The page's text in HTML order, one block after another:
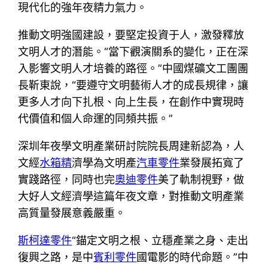
現代化的強年夜精力氣力。
推動文明強國建設，要堅定投資于人，激發釋放
文明人才的潛能。“當下觀演關系的變化，正在深
入影響文明人才培養的路徑。”中國煤礦文工團團
長靳東說，“要遵守文明藝術人才的成長規律，讓
更多人才向下扎根、向上生長，在創作中實現時
代價值和個人命運的同頻共振。”
深圳年夜學文明產業研討院院長周建新認為，人
文經水箱精濟學為文明產汽車零件業發展拓寬了
實踐路徑，同時也完奧迪零件美了軌制視野，做
大好人文經濟學這篇年夜文章，對推動文明產業
高質量發展意義嚴重。
斯柯達零件“錨定文明之根、立穩產業之身、走出
復興之路，是中賓利零件國電影的時代命題。”中